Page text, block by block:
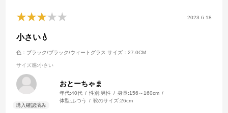
2023.6.18
小さい💧
色：ブラック/ブラック/ウィートグラス サイズ：27.0CM
サイズ感:小さい
おとーちゃま
年代:40代 性別:男性 身長:156～160cm
体型:ふつう 靴のサイズ:26cm